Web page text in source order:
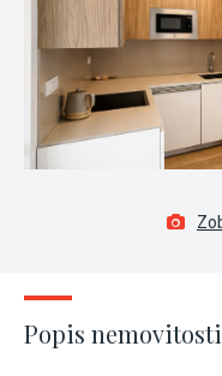
Popis nemovitosti